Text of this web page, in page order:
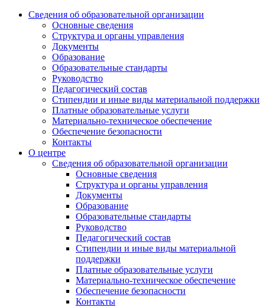
Сведения об образовательной организации
Основные сведения
Структура и органы управления
Документы
Образование
Образовательные стандарты
Руководство
Педагогический состав
Стипендии и иные виды материальной поддержки
Платные образовательные услуги
Материально-техническое обеспечение
Обеспечение безопасности
Контакты
О центре
Сведения об образовательной организации
Основные сведения
Структура и органы управления
Документы
Образование
Образовательные стандарты
Руководство
Педагогический состав
Стипендии и иные виды материальной
поддержки
Платные образовательные услуги
Материально-техническое обеспечение
Обеспечение безопасности
Контакты